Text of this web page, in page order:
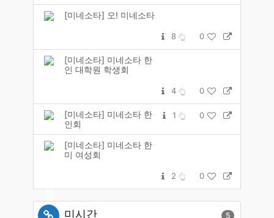
[미네소타] 오! 미네소타
8 0
[미네소타] 미네소타 한
인 대학원 학생회
4 0
[미네소타] 미네소타 한
인회
1 0
[미네소타] 미네소타 한
미 여성회
2 0
미시간 5